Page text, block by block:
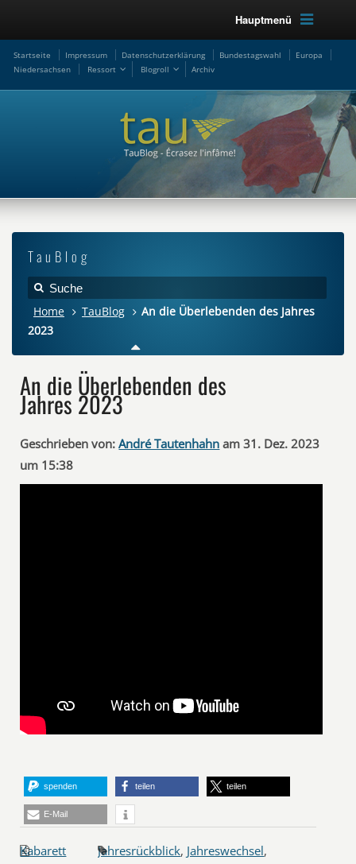
Hauptmenü
Startseite Impressum Datenschutzerklärung Bundestagswahl
Europa
Niedersachsen
Ressort Blogroll Archiv
TauBlog
Home TauBlog
An die Überlebenden des Jahres
2023
An die Überlebenden des
Jahres 2023
Geschrieben von: André Tautenhahn am 31. Dez. 2023
um 15:38
spenden teilen teilen
E-Mail
Kabarett Jahresrückblick, Jahreswechsel,